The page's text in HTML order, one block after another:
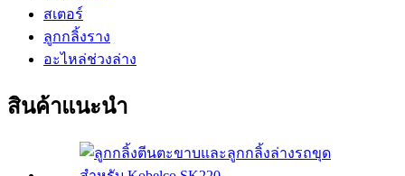
สเตอร์
ลูกกลิ้งราง
อะไหล่ช่วงล่าง
สินค้าแนะนำ